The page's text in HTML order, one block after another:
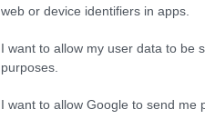
web or device identifiers in apps.
I want to allow my user data to be
purposes.
I want to allow Google to send me